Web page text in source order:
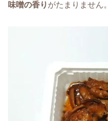
味噌の香り がたまりません。